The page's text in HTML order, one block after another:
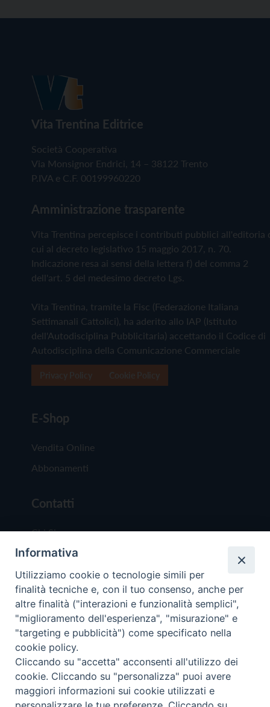
Vita Trentina Editrice
Società Cooperativa
Via Monsignor Endrici, 14 – 38122 Trento
P.IVA e C.F. 00199960220
Amministrazione trasparente
Vita Trentina percepisce i contributi pubblici all'editoria
cui al decreto legislativo 15 maggio 2017, n. 70.
Indicazione resa ai sensi della lettera f) del comma 2
dell'art. 5 del medesimo decreto Lgs.
Vita Trentina, tramite la Fisc (Federazione Italiana
Settimanali Cattolici), ha aderito allo IAP (Istituto
dell'Autodisciplina Pubblicitaria) accettando il Codice di
Autodisciplina della Comunicazione Commerciale
E-Shop
Vendita Online
Abbonamenti
Contatti
Chi Siamo
Redazione
Scrivici
Copyright © 2019 - Tutti i diritti riservati - Vita
Trentina Editrice
Privacy Policy
Informativa
Utilizziamo cookie o tecnologie simili per
finalità tecniche e, con il tuo consenso, anche per
altre finalità ("interazioni e funzionalità semplici",
"miglioramento dell'esperienza", "misurazione" e
"targeting e pubblicità") come specificato nella
cookie policy.
Cliccando su "accetta" acconsenti all'utilizzo dei
cookie. Cliccando su "personalizza" puoi avere
maggiori informazioni sui cookie utilizzati e